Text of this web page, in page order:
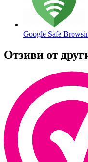
Google Safe
Отзиви от